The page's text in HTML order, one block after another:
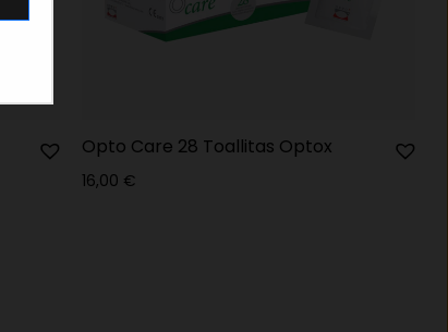
Opto Care 28 Toallitas Optox
16,00 €